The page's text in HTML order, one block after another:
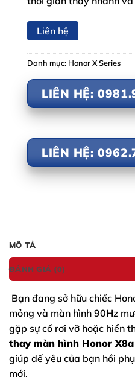
Liên hệ
Danh mục: Honor X Series
LIÊN HỆ:
LIÊN HỆ:
MÔ TẢ
ĐÁNH GIÁ (0)
Bạn đang sở hữu chiếc
mỏng và màn hình 90Hz
gặp sự cố rơi vỡ hoặc hiển
thay màn hình Honor X8a
giúp dế yêu của bạn hồi
mới.